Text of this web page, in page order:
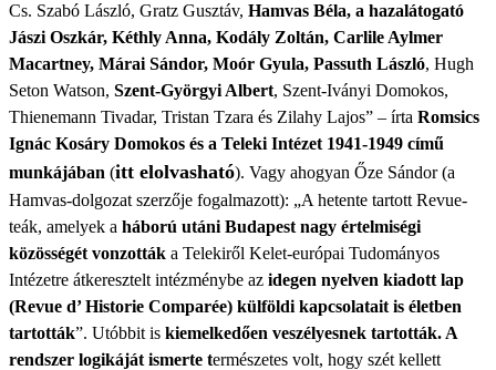
Cs. Szabó László, Gratz Gusztáv, Hamvas Béla, a hazalátogató
Jászi Oszkár, Kéthly Anna, Kodály Zoltán, Carlile Aylmer
Macartney, Márai Sándor, Moór Gyula, Passuth László, Hugh
Seton Watson, Szent-Györgyi Albert, Szent-Iványi Domokos,
Thienemann Tivadar, Tristan Tzara és Zilahy Lajos” – írta Romsics
Ignác Kosáry Domokos és a Teleki Intézet 1941-1949 című
munkájában (itt elolvasható). Vagy ahogyan Őze Sándor (a
Hamvas-dolgozat szerzője fogalmazott): „A hetente tartott Revue-
teák, amelyek a háború utáni Budapest nagy értelmiségi
közösségét vonzották a Telekiről Kelet-európai Tudományos
Intézetre átkeresztelt intézménybe az idegen nyelven kiadott lap
(Revue d’ Historie Comparée) külföldi kapcsolatait is életben
tartották”. Utóbbit is kiemelkedően veszélyesnek tartották. A
rendszer logikáját ismerte természetes volt, hogy szét kellett